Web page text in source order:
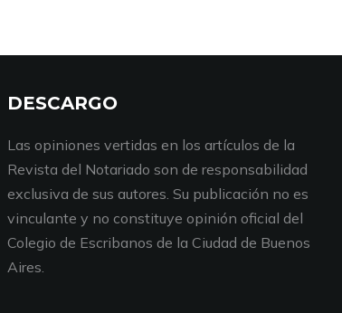
DESCARGO
Las opiniones vertidas en los artículos de la
Revista del Notariado son de responsabilidad
exclusiva de sus autores. Su publicación no es
vinculante y no constituye opinión oficial del
Colegio de Escribanos de la Ciudad de Buenos
Aires.